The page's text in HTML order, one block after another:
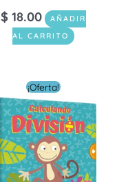
$ 18.00
AÑADIR
AL CARRITO
¡Oferta!
El
precio
original
era:
$ 18.00.
es:
$